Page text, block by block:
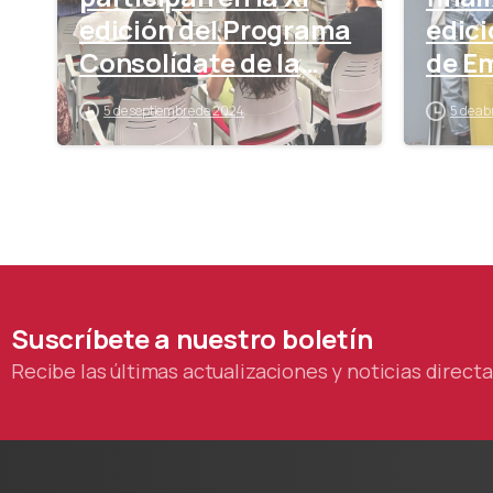
edición del Programa
Consolídate de la
Cámara
5 de septiembre de 2024
de
5 de
Suscríbetea nuestro boletín
Recibe las últimas actualizaciones y noticias